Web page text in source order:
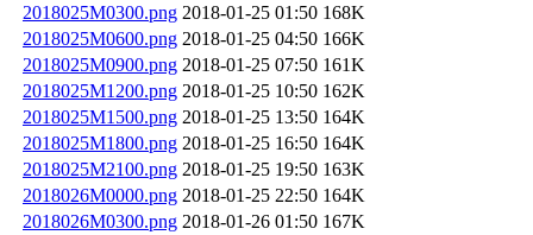
2018025M0300.png 2018-01-25 01:50 168K
2018025M0600.png 2018-01-25 04:50 166K
2018025M0900.png 2018-01-25 07:50 161K
2018025M1200.png 2018-01-25 10:50 162K
2018025M1500.png 2018-01-25 13:50 164K
2018025M1800.png 2018-01-25 16:50 164K
2018025M2100.png 2018-01-25 19:50 163K
2018026M0000.png 2018-01-25 22:50 164K
2018026M0300.png 2018-01-26 01:50 167K